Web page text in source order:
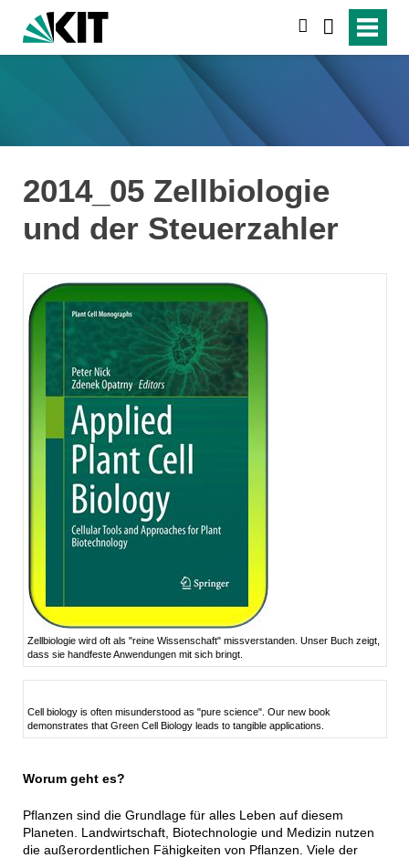
2014_05 Zellbiologie
und der Steuerzahler
Zellbiologie wird oft als "reine Wissenschaft" missverstanden. Unser Buch zeigt,
dass sie handfeste Anwendungen mit sich bringt.
Cell biology is often misunderstood as "pure science". Our new book
demonstrates that Green Cell Biology leads to tangible applications.
Worum geht es?
Pflanzen sind die Grundlage für alles Leben auf diesem
Planeten. Landwirtschaft, Biotechnologie und Medizin nutzen
die außerordentlichen Fähigkeiten von Pflanzen. Viele der